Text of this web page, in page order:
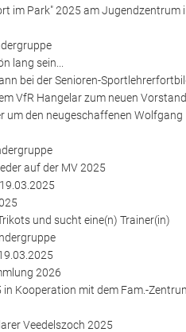
im Park" 2025 am Jugendzentrum
lang sein...
bei der Senioren-
VfR Hangelar zum neuen Vorstand
um den neugeschaffenen Wolfgang
auf der MV 2025
und sucht eine(n) Trainer(in)
2026
Kooperation mit dem Fam.-
Veedelszoch 2025